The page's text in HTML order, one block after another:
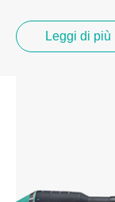
Leggi di più